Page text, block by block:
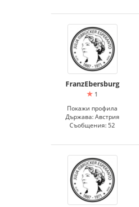
FranzEbersburg
1
Покажи профила
Държава: Австрия
Съобщения: 52